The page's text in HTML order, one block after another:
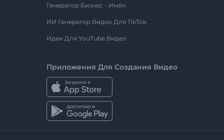
Генератор Бизнес - Имён
ИИ Генератор Видео Для TikTok
Идеи Для YouTube Видео
Приложения Для Создания Видео